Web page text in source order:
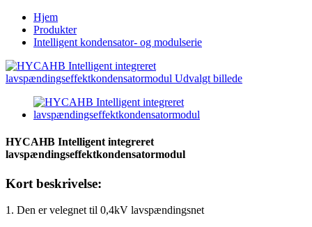
Hjem
Produkter
Intelligent kondensator- og modulserie
HYCAHB Intelligent integreret
lavspændingseffektkondensatormodul
Kort beskrivelse:
1. Den er velegnet til 0,4kV lavspændingsnet